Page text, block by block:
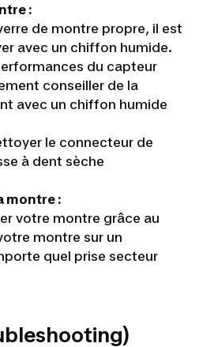
:
de montre propre, il est
avec un chiffon humide.
du capteur
conseiller de la
avec un chiffon humide
le connecteur de
à dent sèche
montre :
votre montre grâce au
montre sur un
quel prise secteur